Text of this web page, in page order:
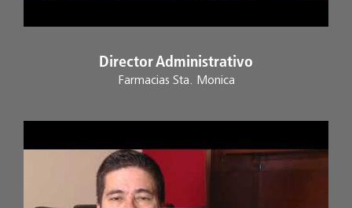
Director Administrativo
Farmacias Sta. Monica